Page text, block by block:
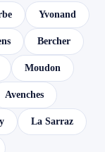
Yvonand
Bercher
Moudon
Avenches
La Sarraz